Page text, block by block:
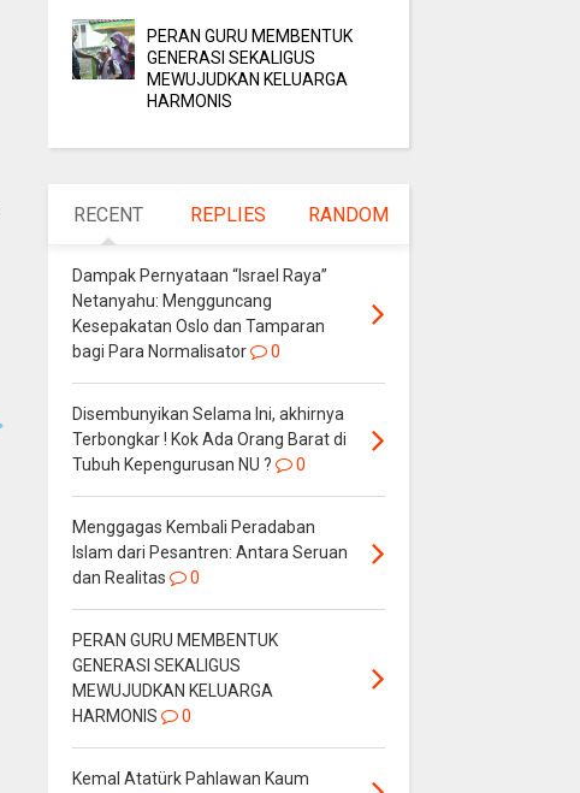
PERAN GURU MEMBENTUK
GENERASI SEKALIGUS
MEWUJUDKAN KELUARGA
HARMONIS
RECENT REPLIES RANDOM
Dampak Pernyataan “Israel Raya”
Netanyahu: Mengguncang
Kesepakatan Oslo dan Tamparan
bagi Para Normalisator
0
Disembunyikan Selama Ini, akhirnya
Terbongkar ! Kok Ada Orang Barat di
Tubuh Kepengurusan NU ?
0
Menggagas Kembali Peradaban
Islam dari Pesantren: Antara Seruan
dan Realitas
0
PERAN GURU MEMBENTUK
GENERASI SEKALIGUS
MEWUJUDKAN KELUARGA
HARMONIS
0
Kemal Atatürk Pahlawan Kaum